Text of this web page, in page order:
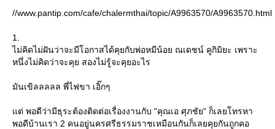
//www.pantip.com/cafe/chalermthai/topic/A9963570/A9963570.html
1.
ไม่คิดไม่ฝันว่าจะมีโอกาสได้คุยกับพ่อหมีน้อย ณเดชน์ คูกิมิยะ เพราะ
หนึ่งไม่คิดว่าจะคุย สองไม่รู้จะคุยอะไร
มันเขิลลลลล พี่ไฟขา เอิ๊กๆ
ต่ พอดีว่ามีธุระต้องติดต่อเรื่องงานกับ "คุณเอ ศุภชัย" ก็เลยโทรหา
พอดีบ้านเรา 2 คนอยู่นครศรีธรรมราชเหมือนกันก็เลยคุยกันถูกคอ